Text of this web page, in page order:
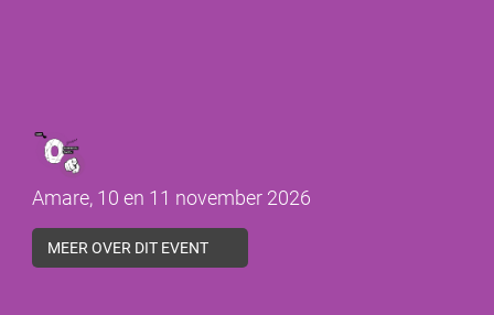
Amare, 10 en 11 november 2026
MEER OVER DIT EVENT